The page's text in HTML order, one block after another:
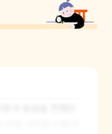
과 응원을 전했던
비밀 사인을 만들어